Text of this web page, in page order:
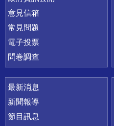
意見信箱
常見問題
電子投票
問卷調查
最新消息
新聞報導
節目訊息